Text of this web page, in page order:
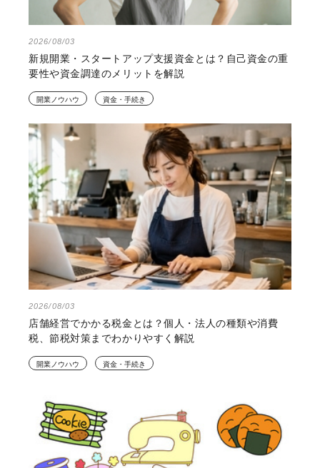
2026/08/03
新規開業・スタートアップ支援資金とは？自己資金の重
要性や資金調達のメリットを解説
開業ノウハウ 資金・手続き
2026/08/03
店舗経営でかかる税金とは？個人・法人の種類や消費
税、節税対策までわかりやすく解説
開業ノウハウ 資金・手続き